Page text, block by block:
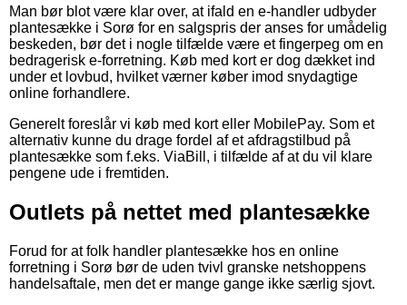
Man bør blot være klar over, at ifald en e-handler udbyder
plantesække i Sorø for en salgspris der anses for umådelig
beskeden, bør det i nogle tilfælde være et fingerpeg om en
bedragerisk e-forretning. Køb med kort er dog dækket ind
under et lovbud, hvilket værner køber imod snydagtige
online forhandlere.
Generelt foreslår vi køb med kort eller MobilePay. Som et
alternativ kunne du drage fordel af et afdragstilbud på
plantesække som f.eks. ViaBill, i tilfælde af at du vil klare
pengene ude i fremtiden.
Outlets på nettet med plantesække
Forud for at folk handler plantesække hos en online
forretning i Sorø bør de uden tvivl granske netshoppens
handelsaftale, men det er mange gange ikke særlig sjovt.